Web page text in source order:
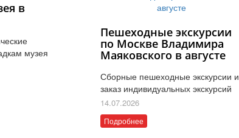
в
музея
Пешеходные экскурсии
по Москве Владимира
Маяковского в августе
Сборные пешеходные экскурсии и
заказ индивидуальных экскурсий
14.07.2026
Подробнее